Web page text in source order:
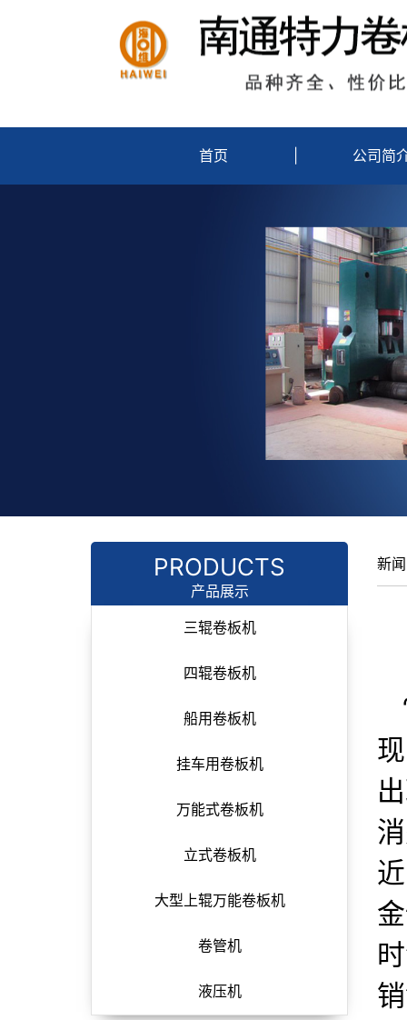
首页 公司简
PRODUCTS
产品展示
三辊卷板机
四辊卷板机
船用卷板机
挂车用卷板机
万能式卷板机
立式卷板机
大型上辊万能卷板机
卷管机
液压机
新